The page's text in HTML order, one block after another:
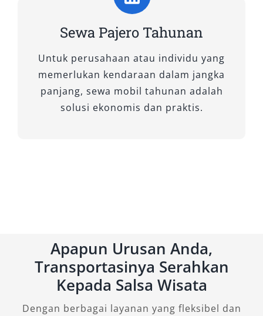
Tipe Mobil Pajero yang Kami
Sewakan
Mobil Pajero telah lama dikenal sebagai simbol
kekuatan, kenyamanan, dan gaya. Tak hanya
tampil mewah di jalanan, mobil ini juga punya
kemampuan tangguh di berbagai medan. Di
keunggulannya.
A. Tipe Pajero 4×4: Kuat di Segala
medan
Sewa Pajero Tahunan
Untuk perusahaan atau individu yang
memerlukan kendaraan dalam jangka
panjang, sewa mobil tahunan adalah
solusi ekonomis dan praktis.
Apapun Urusan Anda,
Transportasinya Serahkan
Kepada Salsa Wisata
Dengan berbagai layanan yang fleksibel dan